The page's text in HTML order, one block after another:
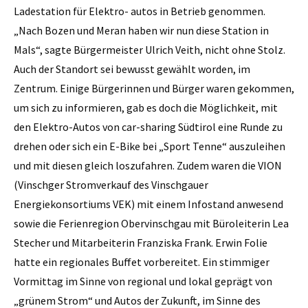
Ladestation für Elektro- autos in Betrieb genommen.
„Nach Bozen und Meran haben wir nun diese Station in
Mals“, sagte Bürgermeister Ulrich Veith, nicht ohne Stolz.
Auch der Standort sei bewusst gewählt worden, im
Zentrum. Einige Bürgerinnen und Bürger waren gekommen,
um sich zu informieren, gab es doch die Möglichkeit, mit
den Elektro-Autos von car-sharing Südtirol eine Runde zu
drehen oder sich ein E-Bike bei „Sport Tenne“ auszuleihen
und mit diesen gleich loszufahren. Zudem waren die VION
(Vinschger Stromverkauf des Vinschgauer
Energiekonsortiums VEK) mit einem Infostand anwesend
sowie die Ferienregion Obervinschgau mit Büroleiterin Lea
Stecher und Mitarbeiterin Franziska Frank. Erwin Folie
hatte ein regionales Buffet vorbereitet. Ein stimmiger
Vormittag im Sinne von regional und lokal geprägt von
„grünem Strom“ und Autos der Zukunft, im Sinne des